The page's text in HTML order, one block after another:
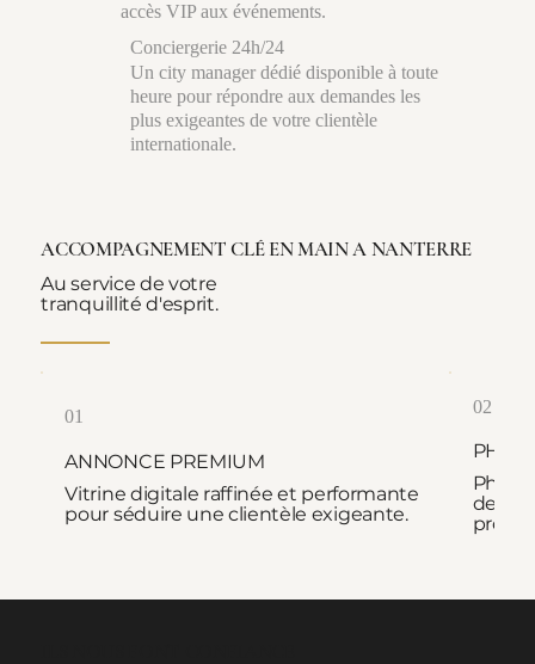
accès VIP aux événements.
Conciergerie 24h/24
Un city manager dédié disponible à toute
heure pour répondre aux demandes les
plus exigeantes de votre clientèle
internationale.
ACCOMPAGNEMENT CLÉ EN MAIN A NANTERRE
Au service de votre
tranquillité d'esprit.
01
ANNONCE PREMIUM
Vitrine digitale raffinée et performante
pour séduire une clientèle exigeante.
02
de